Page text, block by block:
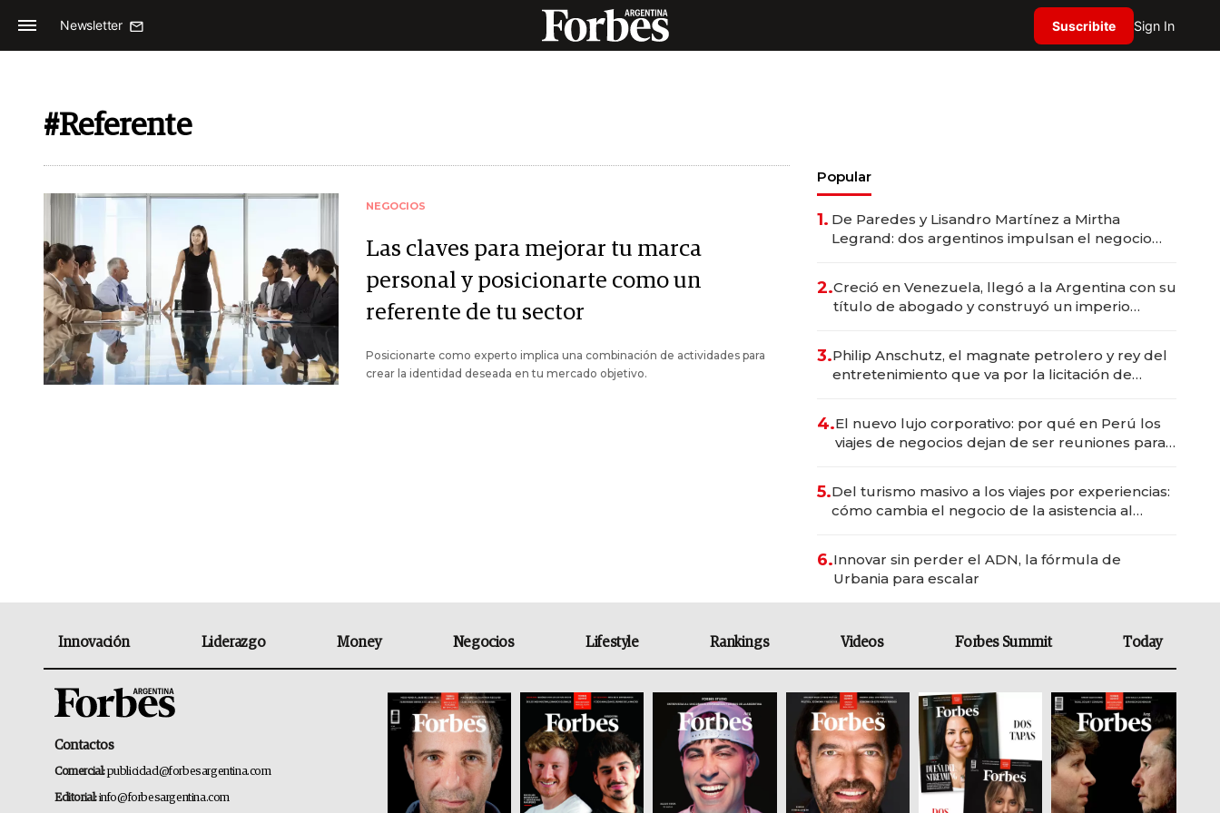
Newsletter Suscribite Sign In
#Referente
NEGOCIOS
Las claves para mejorar tu marca
personal y posicionarte como un
referente de tu sector
Posicionarte como experto implica una combinación de actividades para
crear la identidad deseada en tu mercado objetivo.
Popular
1. De Paredes y Lisandro Martínez a Mirtha
Legrand: dos argentinos impulsan el negocio
2.Creció en Venezuela, llegó a la Argentina con su
título de abogado y construyó un imperio
3.Philip Anschutz, el magnate petrolero y rey del
entretenimiento que va por la licitación de
4.El nuevo lujo corporativo: por qué en Perú los
viajes de negocios dejan de ser reuniones para
5.Del turismo masivo a los viajes por experiencias:
cómo cambia el negocio de la asistencia al
6.Innovar sin perder el ADN, la fórmula de
Urbania para escalar
Innovación Liderazgo Money Negocios Lifestyle Rankings Videos Forbes Summit Today
Contactos
Comercial:publicidad@forbesargentina.com
Editorial:info@forbesargentina.com